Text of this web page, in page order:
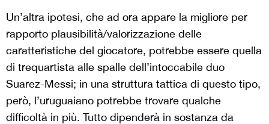
Un’altra ipotesi, che ad ora appare la migliore per
rapporto plausibilità/valorizzazione delle
caratteristiche del giocatore, potrebbe essere quella
di trequartista alle spalle dell’intoccabile duo
Suarez-Messi; in una struttura tattica di questo tipo,
però, l’uruguaiano potrebbe trovare qualche
difficoltà in più. Tutto dipenderà in sostanza da